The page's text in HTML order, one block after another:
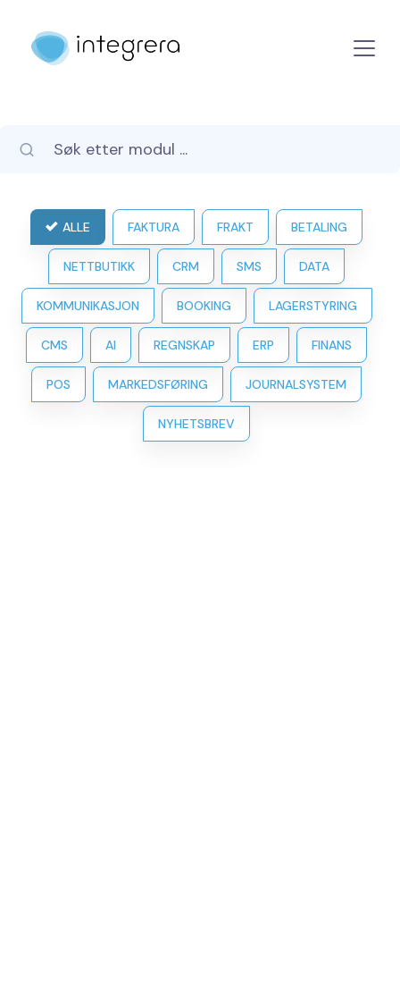
ALLE FAKTURA FRAKT BETALING
NETTBUTIKK CRM SMS DATA
KOMMUNIKASJON BOOKING LAGERSTYRING
CMS AI REGNSKAP ERP FINANS
POS MARKEDSFØRING JOURNALSYSTEM
NYHETSBREV